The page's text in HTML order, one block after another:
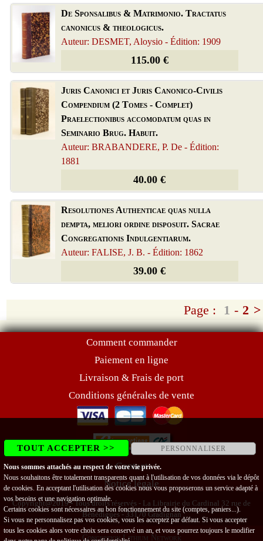
De Sponsalibus & Matrimonio. Tractatus
canonicus & theologicus.
Auteur: DESMET, Aloysio - Édition: 1909
115.00 €
Juris Canonici et Juris Canonico-Civilis
Compendium (2 Tomes - Complet)
Praelectionibus accomodatum quas in
Seminario Brug. Habuit.
Auteur: BRABANDERE, P. De - Édition:
1881
40.00 €
Resolutiones Authenticae quas nulla
dempta, meliori ordine disposuit. Sacrae
Congregationis Indulgentiarum.
Auteur: FALISE, J. B. - Édition: 1862
39.00 €
Page : 1 - 2 >
Comment commander
Paiement en ligne
Livraison & Frais de port
Conditions générales de vente
Contact
Notice légale
Copyright@2019 - Tous droits réservés - La Librairie du Cardinal 32 rue de
Bénédigues - 33170 Gradignan
Conception Lithium Network
TOUT ACCEPTER >> PERSONNALISER
Nous sommes attachés au respect de votre vie privée.
Nous souhaitons être totalement transparents quant à l'utilisation de vos données via le dépôt
de cookies. En acceptant l'utilisation des cookies nous vous proposerons un service adapté à
vos besoins et une navigation optimale.
Certains cookies sont nécessaires au bon fonctionnement du site (comptes, paniers...).
Si vous ne personnalisez pas vos cookies, vous les acceptez par défaut. Si vous accepter
tous les cookies alors votre choix sera conservé un an, et vous pourrez toujours le modifier